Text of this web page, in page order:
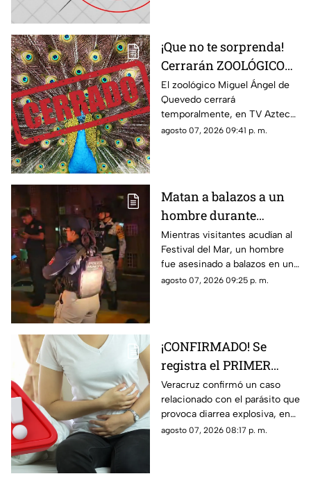
¡Que no te sorprenda!
Cerrarán ZOOLÓGICO
en Veracruz; ¿será
definitivo?
El zoológico Miguel Ángel de
Quevedo cerrará
temporalmente, en TV Azteca
Veracruz te contamos los
agosto 07, 2026 09:41 p. m.
Matan a balazos a un
hombre durante
inauguración del
Festival del Mar en
Coatzacoalcos
Mientras visitantes acudían al
Festival del Mar, un hombre
fue asesinado a balazos en una
colonia de Coatzacoalcos, en
agosto 07, 2026 09:25 p. m.
¡CONFIRMADO! Se
registra el PRIMER
CASO de ‘diarrea
explosiva’ en Veracruz;
esto sabemos
Veracruz confirmó un caso
relacionado con el parásito que
provoca diarrea explosiva, en
TV Azteca Veracruz te
agosto 07, 2026 08:17 p. m.